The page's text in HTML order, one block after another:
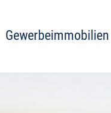
Gewerbeimmobilien